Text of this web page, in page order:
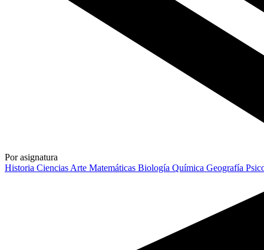
Por asignatura
Historia Ciencias Arte Matemáticas Biología Química Geografía